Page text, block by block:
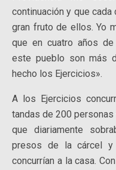
continuación y que
gran fruto de ellos. Yo
que en cuatro años
este pueblo son más
hecho los Ejercicios».
A los Ejercicios
tandas de 200
que diariamente
presos de la cárcel y
concurrían a la casa.